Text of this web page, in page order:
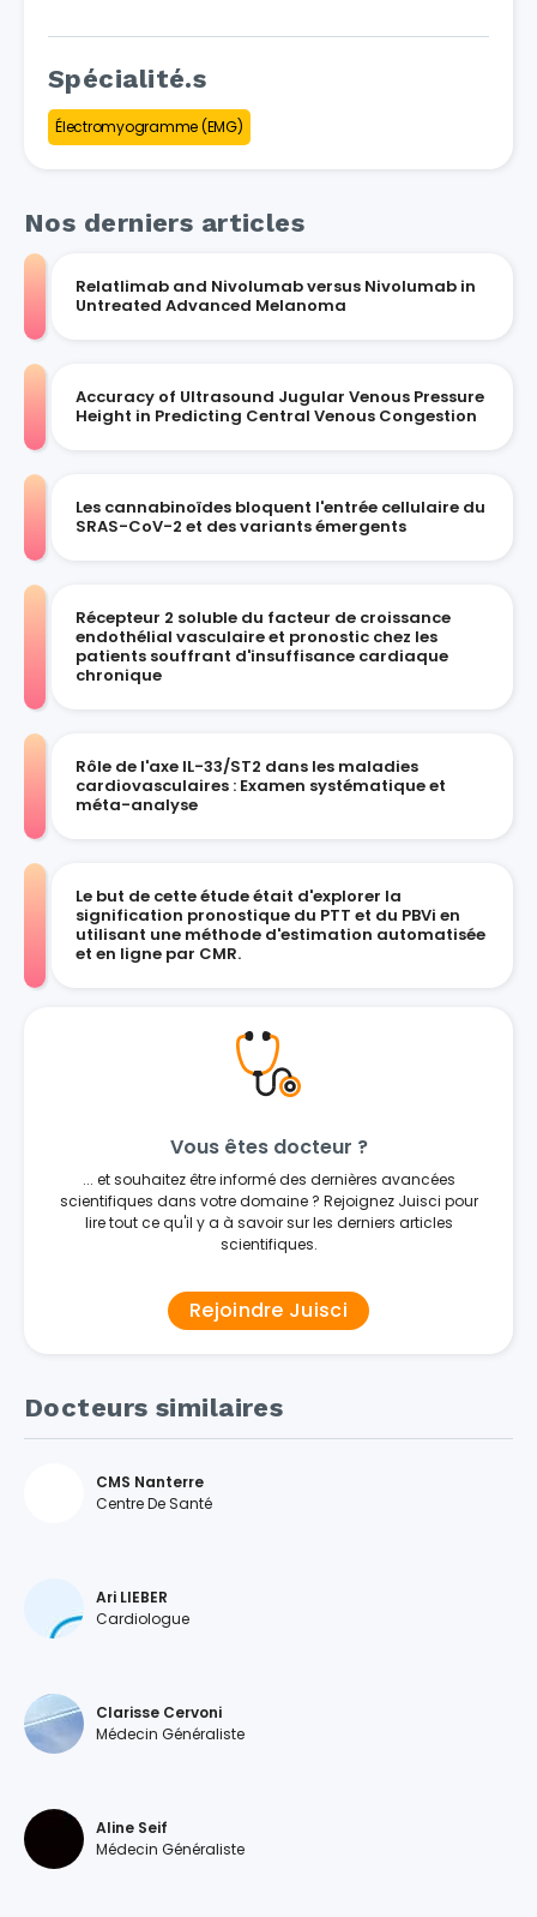
Spécialité.s
Électromyogramme (EMG)
Nos derniers articles
Relatlimab and Nivolumab versus Nivolumab in
Untreated Advanced Melanoma
Accuracy of Ultrasound Jugular Venous Pressure
Height in Predicting Central Venous Congestion
Les cannabinoïdes bloquent l'entrée cellulaire du
SRAS-CoV-2 et des variants émergents
Récepteur 2 soluble du facteur de croissance
endothélial vasculaire et pronostic chez les
patients souffrant d'insuffisance cardiaque
chronique
Rôle de l'axe IL-33/ST2 dans les maladies
cardiovasculaires : Examen systématique et
méta-analyse
Le but de cette étude était d'explorer la
signification pronostique du PTT et du PBVi en
utilisant une méthode d'estimation automatisée
et en ligne par CMR.
Vous êtes docteur ?
... et souhaitez être informé des dernières avancées
scientifiques dans votre domaine ? Rejoignez Juisci pour
lire tout ce qu'il y a à savoir sur les derniers articles
scientifiques.
Rejoindre Juisci
Docteurs similaires
CMS Nanterre
Centre De Santé
Ari LIEBER
Cardiologue
Clarisse Cervoni
Médecin Généraliste
Aline Seif
Médecin Généraliste